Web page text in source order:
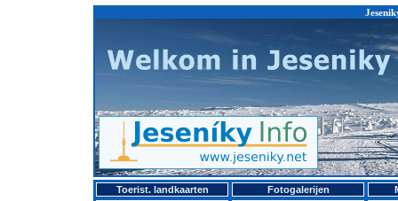
Toerist. landkaarten Fotogalerijen